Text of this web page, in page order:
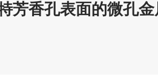
芳香孔表面的微孔